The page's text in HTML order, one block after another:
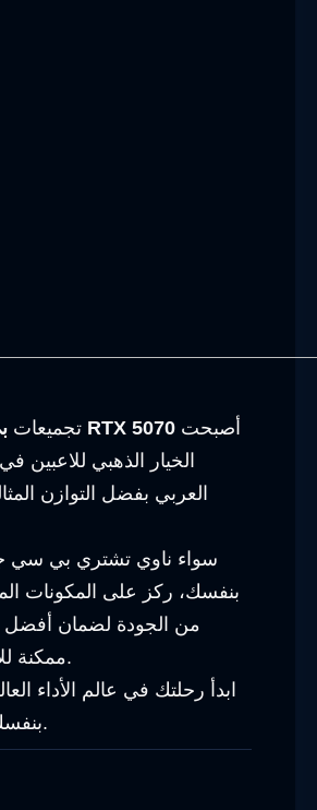
تجميعات بي سي قيمنق RTX 5070
الخيار الذهبي للاعبين
العربي بفضل التوازن
سواء ناوي تشتري بي سي
بنفسك، ركز على المكونات
من الجودة لضمان أفضل
ممكنة للألعاب الحديثة.
ابدأ رحلتك في عالم الأداء
بنفسك.